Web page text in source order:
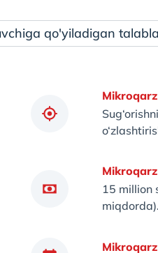
qo'yiladigan
15 million
miqdorda).